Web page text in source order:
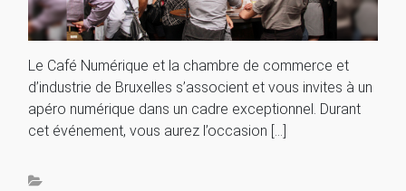
Le Café Numérique et la chambre de commerce et
d’industrie de Bruxelles s’associent et vous invites à un
apéro numérique dans un cadre exceptionnel. Durant
cet événement, vous aurez l’occasion […]